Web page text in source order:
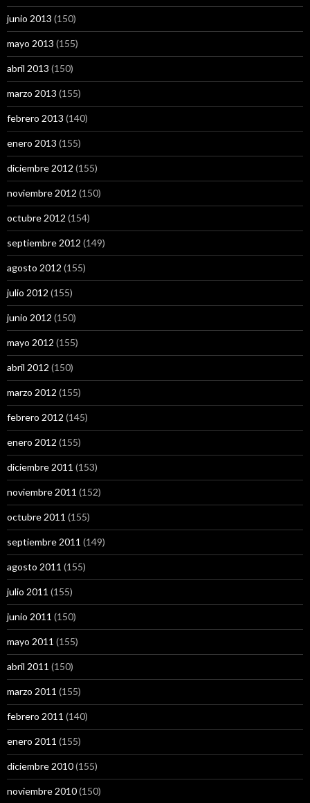
junio 2013 (150)
mayo 2013 (155)
abril 2013 (150)
marzo 2013 (155)
febrero 2013 (140)
enero 2013 (155)
diciembre 2012 (155)
noviembre 2012 (150)
octubre 2012 (154)
septiembre 2012 (149)
agosto 2012 (155)
julio 2012 (155)
junio 2012 (150)
mayo 2012 (155)
abril 2012 (150)
marzo 2012 (155)
febrero 2012 (145)
enero 2012 (155)
diciembre 2011 (153)
noviembre 2011 (152)
octubre 2011 (155)
septiembre 2011 (149)
agosto 2011 (155)
julio 2011 (155)
junio 2011 (150)
mayo 2011 (155)
abril 2011 (150)
marzo 2011 (155)
febrero 2011 (140)
enero 2011 (155)
diciembre 2010(155)
noviembre 2010(150)